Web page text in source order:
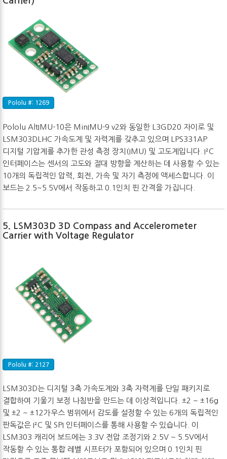
Pololu #: 1269
Pololu AltIMU-10은 MinIMU-9 v2와 동일한 L3GD20 자이로 및
LSM303DLHC 가속도계 및 자력계를 갖추고 있으며 LPS331AP
디지털 기압계를 추가한 관성 측정 장치(IMU) 및 고도계입니다. I²C
인터페이스는 센서의 고도와 절대 방향을 계산하는 데 사용할 수 있는
10개의 독립적인 압력, 회전, 가속 및 자기 측정에 액세스합니다. 이
보드는 2.5~5.5V에서 작동하고 0.1인치 핀 간격을 가집니다.
5. LSM303D 3D Compass and Accelerometer
Carrier with Voltage Regulator
Pololu #: 2127
LSM303D는 디지털 3축 가속도계와 3축 자력계를 단일 패키지로
결합하여 기울기 보정 나침반을 만드는 데 이상적입니다. ±2 ~ ±16g
및 ±2 ~ ±12가우스 범위에서 감도를 설정할 수 있는 6개의 독립적인
판독값은 I²C 및 SPI 인터페이스를 통해 사용할 수 있습니다. 이
LSM303 캐리어 보드에는 3.3V 전압 조정기와 2.5V ~ 5.5V에서
작동할 수 있는 통합 레벨 시프터가 포함되어 있으며 0.1인치 핀